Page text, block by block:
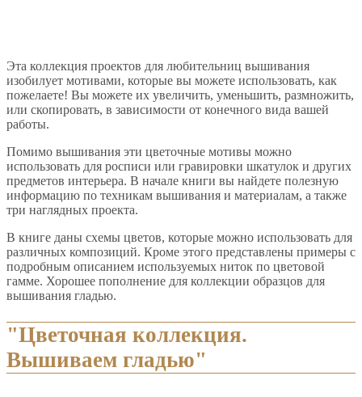
Эта коллекция проектов для любительниц вышивания
изобилует мотивами, которые вы можете использовать, как
пожелаете! Вы можете их увеличить, уменьшить, размножить,
или скопировать, в зависимости от конечного вида вашей
работы.
Помимо вышивания эти цветочные мотивы можно
использовать для росписи или гравировки шкатулок и других
предметов интерьера. В начале книги вы найдете полезную
информацию по техникам вышивания и материалам, а также
три наглядных проекта.
В книге даны схемы цветов, которые можно использовать для
различных композиций. Кроме этого представлены примеры с
подробным описанием используемых ниток по цветовой
гамме. Хорошее пополнение для коллекции образцов для
вышивания гладью.
"Цветочная коллекция.
Вышиваем гладью"